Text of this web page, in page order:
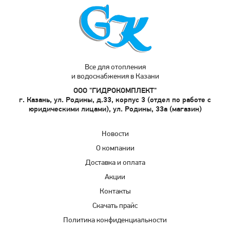
Все для отопления
и водоснабжения в Казани
ООО "ГИДРОКОМПЛЕКТ"
г. Казань, ул. Родины, д.33, корпус 3 (отдел по работе с
юридическими лицами), ул. Родины, 33а (магазин)
Новости
О компании
Доставка и оплата
Акции
Контакты
Скачать прайс
Политика конфиденциальности